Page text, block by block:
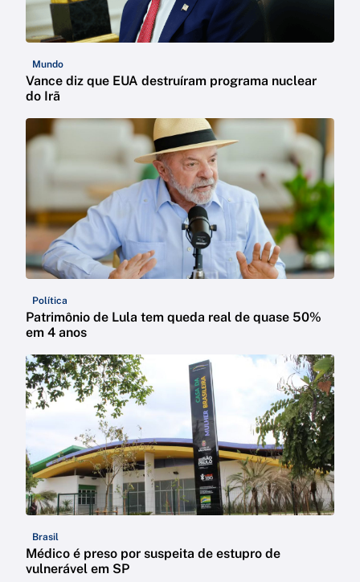
Mundo
Vance diz que EUA destruíram programa nuclear
do Irã
Política
Patrimônio de Lula tem queda real de quase 50%
em 4 anos
Brasil
Médico é preso por suspeita de estupro de
vulnerável em SP